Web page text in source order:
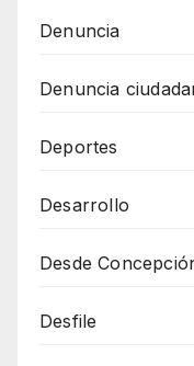
Denuncia
Denuncia
Deportes
Desarrollo
Desde
Desfile